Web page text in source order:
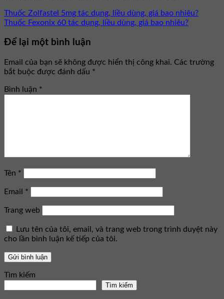
Thuốc Zolfastel 5mg tác dụng, liều dùng, giá bao nhiêu?
Thuốc Fexonix 60 tác dụng, liều dùng, giá bao nhiêu?
Để lại một bình luận
Email của bạn sẽ không được hiển thị công khai. Các trường
bắt buộc được đánh dấu *
Bình luận *
Tên *
Email *
Trang web
Lưu tên của tôi, email, và trang web trong trình duyệt này
cho lần bình luận kế tiếp của tôi.
Tìm kiếm
Tìm kiếm